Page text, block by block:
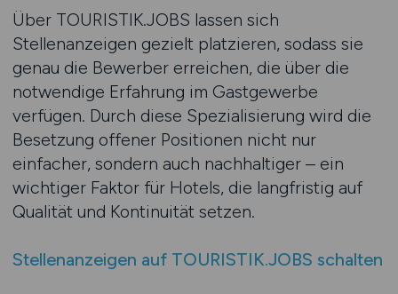
Über TOURISTIK.JOBS lassen sich
Stellenanzeigen gezielt platzieren, sodass sie
genau die Bewerber erreichen, die über die
notwendige Erfahrung im Gastgewerbe
verfügen. Durch diese Spezialisierung wird die
Besetzung offener Positionen nicht nur
einfacher, sondern auch nachhaltiger – ein
wichtiger Faktor für Hotels, die langfristig auf
Qualität und Kontinuität setzen.
Stellenanzeigen auf TOURISTIK.JOBS schalten